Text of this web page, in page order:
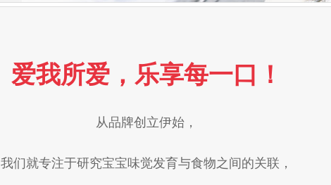
爱我所爱，乐享每一口！
从品牌创立伊始，
我们就专注于研究宝宝味觉发育与食物之间的关联，